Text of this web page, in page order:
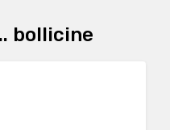
bollicine